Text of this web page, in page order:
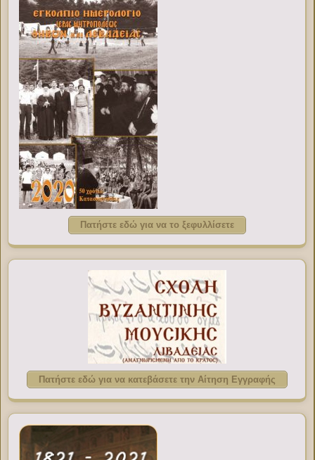
Πατήστε εδώ για να το ξεφυλλίσετε
Πατήστε εδώ για να κατεβάσετε την Αίτηση Εγγραφής